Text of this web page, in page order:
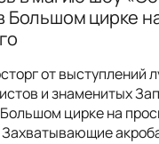
Большом цирке
от выступлений
и знаменитых
цирке на
Захватывающие